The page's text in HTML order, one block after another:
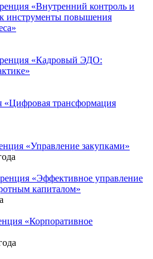
«Внутренний контроль и
инструменты повышения
«Кадровый ЭДО:
«Цифровая трансформация
«Управление закупками»
«Эффективное управление
капиталом»
«Корпоративное